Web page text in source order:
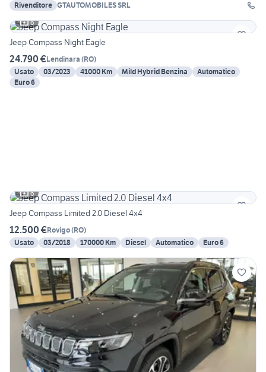
Rivenditore GTAUTOMOBILES SRL
6
Jeep Compass Night Eagle
24.790 €Lendinara (RO)
Usato
03/2023 41000 Km Mild Hybrid Benzina
Automatico
Euro 6
6
Jeep Compass Limited 2.0 Diesel 4x4
12.500 €Rovigo(RO)
Usato
03/2018 170000 Km Diesel Automatico Euro 6